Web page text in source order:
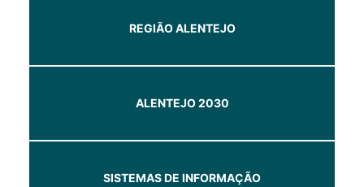
REGIÃO ALENTEJO
ALENTEJO 2030
SISTEMAS DE INFORMAÇÃO